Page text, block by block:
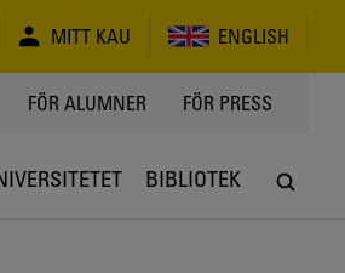
MITT KAU ENGLISH
FÖR ALUMNER FÖR PRESS
BIBLIOTEK